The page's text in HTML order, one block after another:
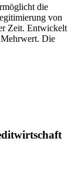
die
von
Zeit. Entwickelt
Die